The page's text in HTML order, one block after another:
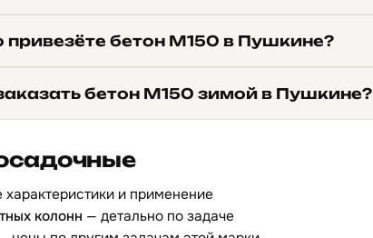
привезёте бетон М150 в Пушкине?
бетон М150 зимой в Пушкине?
характеристики и применение
колонн — детально по задаче